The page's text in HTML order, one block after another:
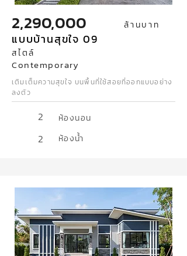
2,290,000 ล้านบาท
แบบบ้านสุขใจ 09
สไตล์
Contemporary
เติมเต็มความสุขใจ บนพื้นที่ใช้สอยที่ออกแบบอย่าง
ลงตัว
2 ห้องนอน
2 ห้องน้ำ